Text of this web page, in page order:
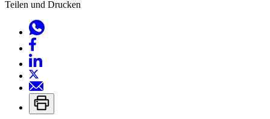
Teilen und Drucken